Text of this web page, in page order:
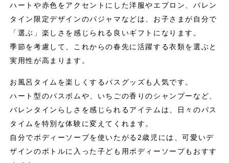
ハートや赤色をアクセントにした洋服やエプロン、バレン
タイン限定デザインのパジャマなどは、お子さまが自分で
「選ぶ」楽しさを感じられる良いギフトになります。
季節を考慮して、これからの春先に活躍する衣類を選ぶと
実用性が高まります。
お風呂タイムを楽しくするバスグッズも人気です。
ハート型のバスボムや、いちごの香りのシャンプーなど、
バレンタインらしさを感じられるアイテムは、日々のバス
タイムを特別な体験に変えてくれます。
自分でボディーソープを使いたがる2歳児には、可愛いデ
ザインのボトルに入った子ども用ボディーソープもおすす